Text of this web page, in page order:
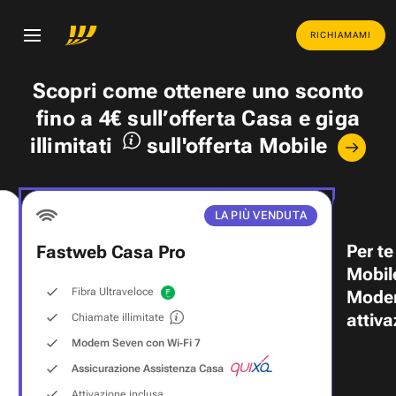
RICHIAMAMI
Scopri come ottenere uno sconto
fino a 4€ sull’offerta Casa egiga
illimitati
sull'offerta Mobile
LA PIÙ VENDUTA
Fastweb Casa Pro
Fibra Ultraveloce
Chiamate illimitate
Modem Seven con Wi‑Fi 7
Assicurazione Assistenza Casa
Per